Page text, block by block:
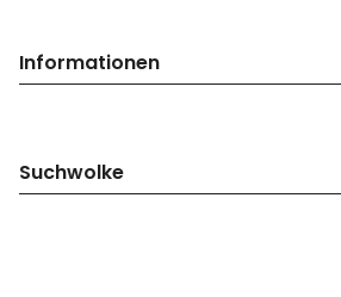
Informationen
Suchwolke